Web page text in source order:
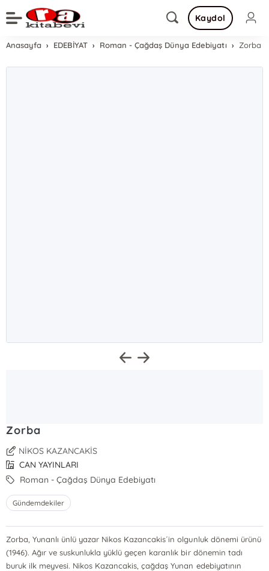
Kaydol
Anasayfa EDEBİYAT Roman - Çağdaş Dünya Edebiyatı Zorba
Zorba
NİKOS KAZANCAKİS
CAN YAYINLARI
Roman - Çağdaş Dünya Edebiyatı
Gündemdekiler
Zorba, Yunanlı ünlü yazar Nikos Kazancakis´in olgunluk dönemi ürünü
(1946). Ağır ve suskunlukla yüklü geçen karanlık bir dönemin tadı
buruk ilk meyvesi. Nikos Kazancakis, çağdaş Yunan edebiyatının